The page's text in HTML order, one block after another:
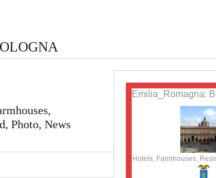
Photo, News
Emilia_Romagna:
Hotels, Farmhouses,